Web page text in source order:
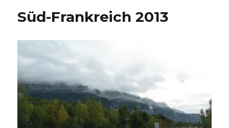
Süd-Frankreich 2013